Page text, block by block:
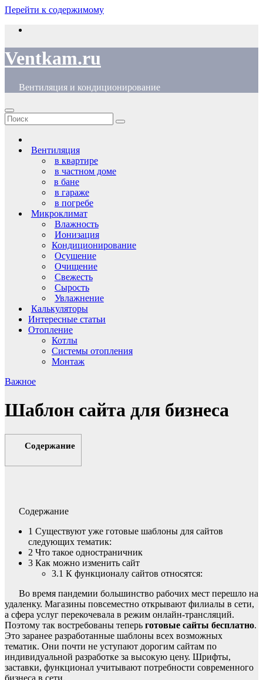
Перейти к содержимому
Ventkam.ru
Вентиляция и кондиционирование
Вентиляция
в квартире
в частном доме
в бане
в гараже
в погребе
Микроклимат
Влажность
Ионизация
Кондиционирование
Осушение
Очищение
Свежесть
Сырость
Увлажнение
Калькуляторы
Интересные статьи
Отопление
Котлы
Системы отопления
Монтаж
Важное
Шаблон сайта для бизнеса
Содержание
Содержание
1 Существуют уже готовые шаблоны для сайтов
следующих тематик:
2 Что такое одностраничник
3 Как можно изменить сайт
3.1 К функционалу сайтов относятся:
Во время пандемии большинство рабочих мест перешло на
удаленку. Магазины повсеместно открывают филиалы в сети,
а сфера услуг перекочевала в режим онлайн-трансляций.
Поэтому так востребованы теперь готовые сайты бесплатно.
Это заранее разработанные шаблоны всех возможных
тематик. Они почти не уступают дорогим сайтам по
индивидуальной разработке за высокую цену. Шрифты,
заставки, функционал учитывают потребности современного
бизнеса в сети.